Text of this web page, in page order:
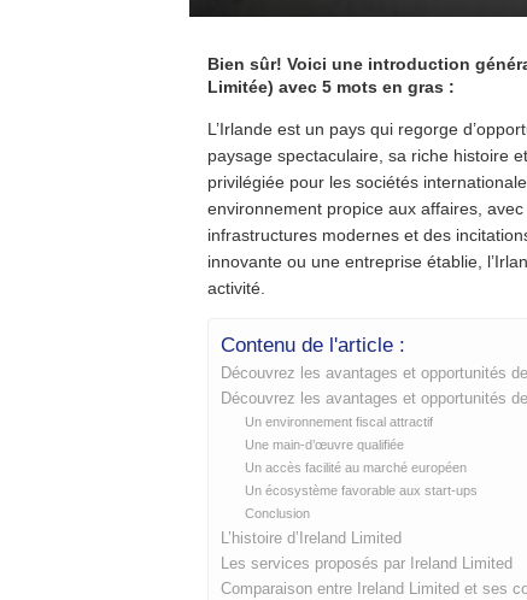
Bien sûr! Voici une introduction
Limitée) avec 5 mots en gras :
L’Irlande est un pays qui regorge
paysage spectaculaire, sa riche histoire
privilégiée pour les sociétés
environnement propice aux affaires,
infrastructures modernes et des
innovante ou une entreprise établie,
activité.
Contenu de l'article :
Découvrez les avantages et opportunités
Découvrez les avantages et opportunités
Un environnement fiscal attractif
Une main-d’œuvre qualifiée
Un accès facilité au marché européen
Un écosystème favorable aux start-ups
Conclusion
L’histoire d’Ireland Limited
Les services proposés par Ireland Limited
Comparaison entre Ireland Limited et ses